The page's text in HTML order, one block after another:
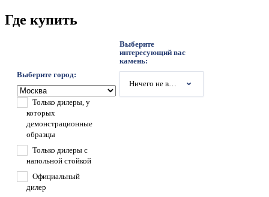
Где купить
Выберите город:
Выберите
интересующий вас
камень:
Ничего не выбрано
Только дилеры, у
которых
демонстрационные
образцы
Только дилеры с
напольной стойкой
Официальный
дилер